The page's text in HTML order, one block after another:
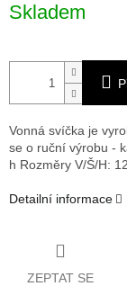
cena:
Skladem
Vonná svíčka je
se o ruční výrobu -
h Rozměry V/Š/H:
Detailní informace
ZEPTAT SE